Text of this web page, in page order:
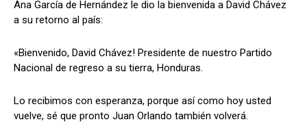
Comparta
Comparta
Ana García de Hernández le dio la bienvenida a David Chávez
a su retorno al país:
«Bienvenido, David Chávez! Presidente de nuestro Partido
Nacional de regreso a su tierra, Honduras.
Lo recibimos con esperanza, porque así como hoy usted
vuelve, sé que pronto Juan Orlando también volverá.